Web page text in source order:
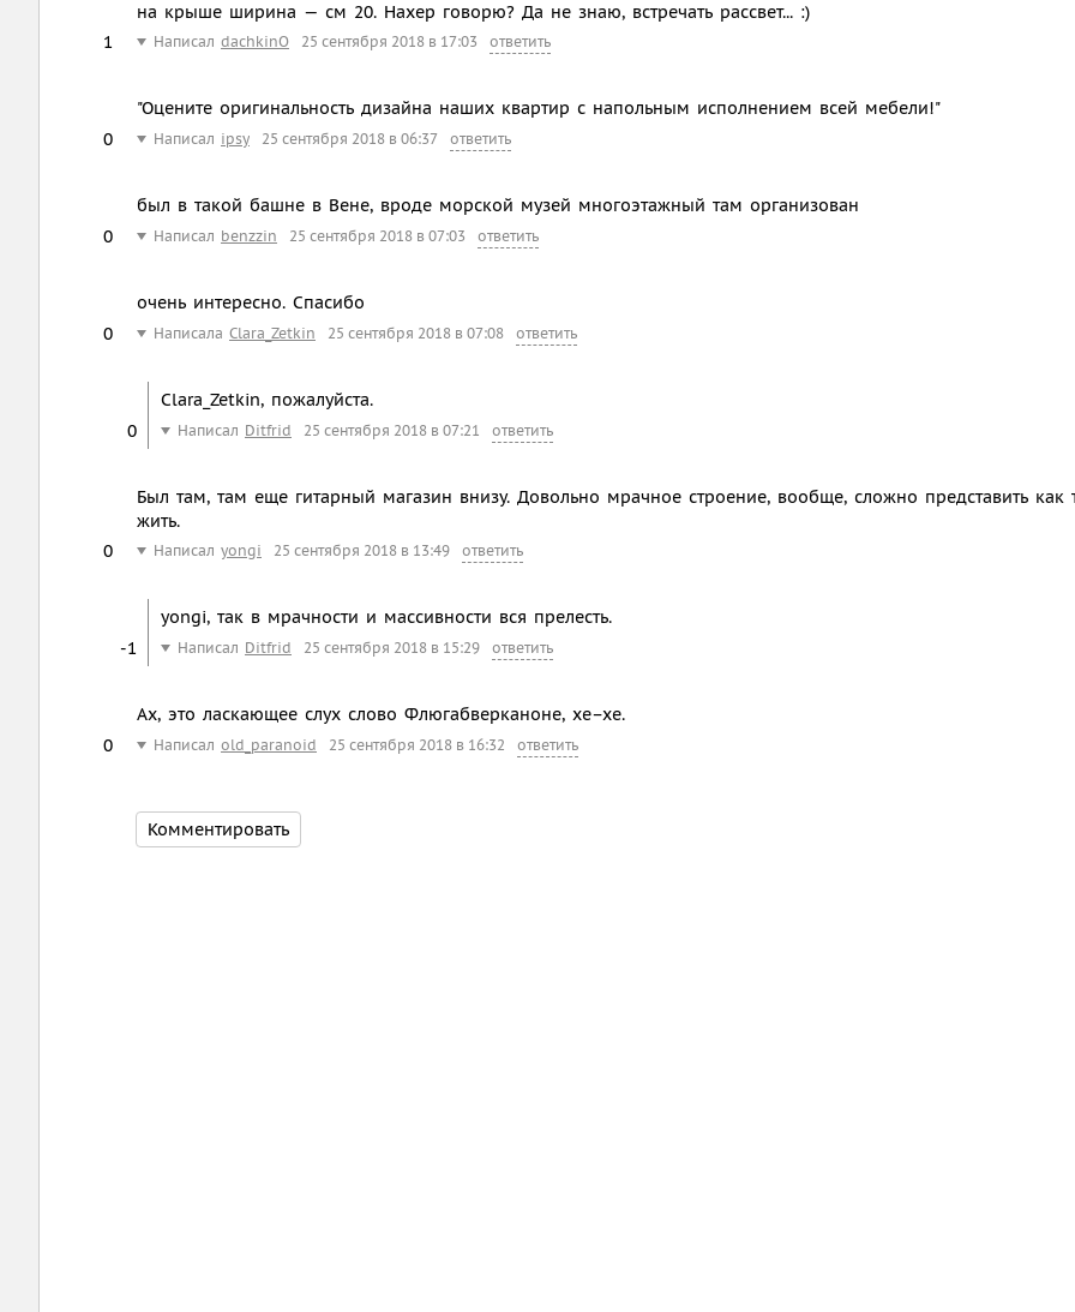
на крыше ширина — см 20. Нахер говорю? Да не знаю, встречать рассвет... :)
1
Написал dachkinO 25 сентября 2018 в 17:03 ответить
"Оцените оригинальность дизайна наших квартир с напольным исполнением всей мебели!"
0
Написал ipsy 25 сентября 2018 в 06:37 ответить
был в такой башне в Вене, вроде морской музей многоэтажный там организован
0
Написал benzzin 25 сентября 2018 в 07:03 ответить
очень интересно. Спасибо
0
Написала Clara_Zetkin 25 сентября 2018 в 07:08 ответить
Clara_Zetkin, пожалуйста.
0
Написал Ditfrid 25 сентября 2018 в 07:21 ответить
Был там, там еще гитарный магазин внизу. Довольно мрачное строение, вообще, сложно представить как
жить.
0
Написал yongi 25 сентября 2018 в 13:49 ответить
yongi, так в мрачности и массивности вся прелесть.
-1
Написал Ditfrid 25 сентября 2018 в 15:29 ответить
Ах, это ласкающее слух слово Флюгабверканоне, хе–хе.
0
Написал old_paranoid 25 сентября 2018 в 16:32 ответить
Комментировать